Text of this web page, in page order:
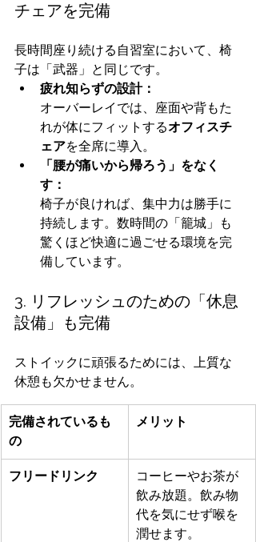
チェアを完備
長時間座り続ける自習室において、椅
子は「武器」と同じです。
疲れ知らずの設計：
オーバーレイでは、座面や背もた
れが体にフィットするオフィスチ
ェアを全席に導入。
「腰が痛いから帰ろう」をなく
す：
椅子が良ければ、集中力は勝手に
持続します。数時間の「籠城」も
驚くほど快適に過ごせる環境を完
備しています。
3. リフレッシュのための「休息
設備」も完備
ストイックに頑張るためには、上質な
休憩も欠かせません。
完備されているも
の
メリット
フリードリンク
コーヒーやお茶が
飲み放題。飲み物
代を気にせず喉を
潤せます。